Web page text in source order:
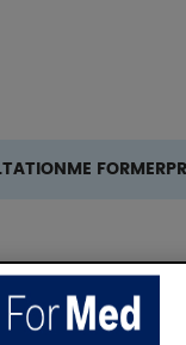
ME FORMER